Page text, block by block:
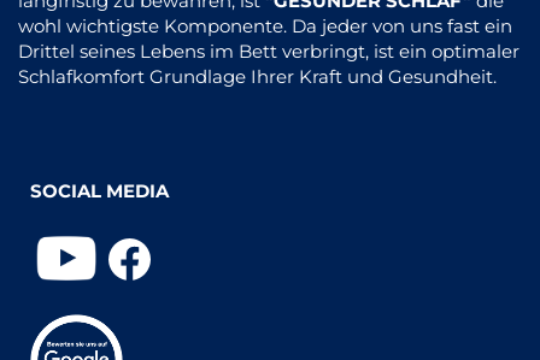
wohl wichtigste Komponente. Da jeder von uns fast ein
Drittel seines Lebens im Bett verbringt, ist ein optimaler
Schlafkomfort Grundlage Ihrer Kraft und Gesundheit.
SOCIAL MEDIA